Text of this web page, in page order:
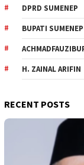
DPRD SUMENEP
BUPATI SUMENEP
H. ZAINAL ARIFIN
RECENT POSTS